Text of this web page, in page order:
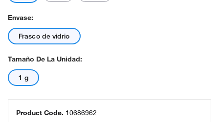
Envase:
Frasco de vidrio
Tamaño De La Unidad:
1 g
Product Code. 10686962